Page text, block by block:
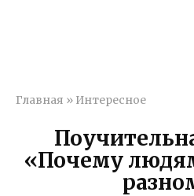
Главная » Интересное
«Почему